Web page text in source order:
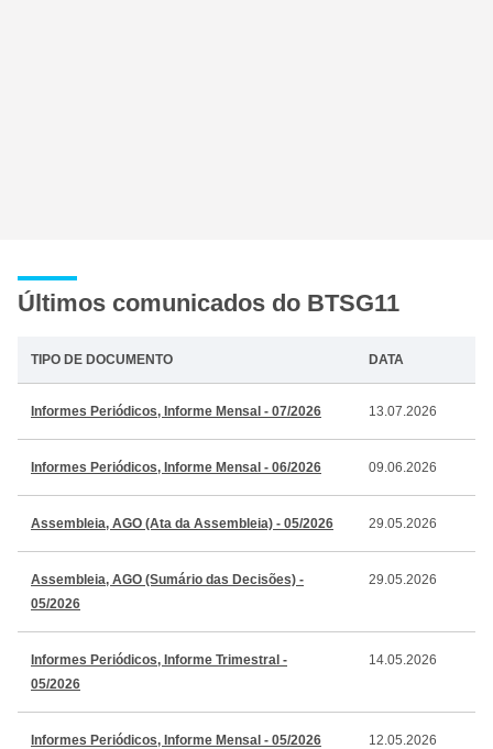
Últimos comunicados do BTSG11
TIPO DE DOCUMENTO DATA
Informes Periódicos, Informe Mensal - 07/2026 13.07.2026
Informes Periódicos, Informe Mensal - 06/2026 09.06.2026
Assembleia, AGO (Ata da Assembleia) - 05/2026 29.05.2026
Assembleia, AGO (Sumário das Decisões) -
05/2026
29.05.2026
Informes Periódicos, Informe Trimestral -
05/2026
14.05.2026
Informes Periódicos, Informe Mensal - 05/2026 12.05.2026